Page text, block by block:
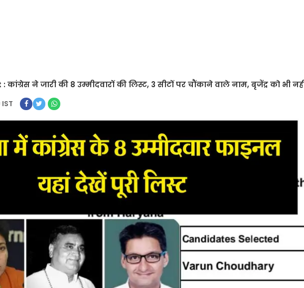
ने जारी की 8 उम्मीदवारों की लिस्ट, 3 सीटों पर चौंकाने वाले नाम, बृजेंद्र को भी